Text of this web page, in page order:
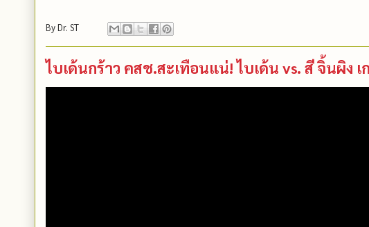
ByDr. ST
ไบเด้นกร้าว คสช.​สะเทือนแน่! ไบเด้น vs. สี จิ้นผิง